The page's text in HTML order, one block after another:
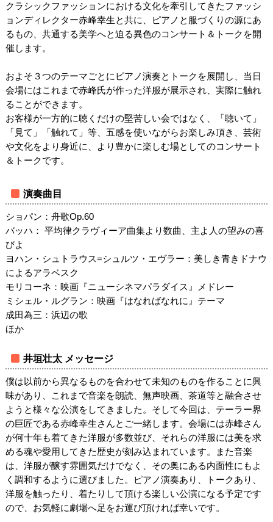
クラシックファッションにおける文化を牽引してきたファッシ
ョンディレクター赤峰幸生と共に、ピアノと服づくりの源にあ
るもの、共通する美学へと迫る異色のコンサート＆トークを開
催します。
およそ３つのテーマごとにピアノ演奏とトークを展開し、当日
会場にはこれまで赤峰氏が作った洋服が展示され、実際に触れ
ることができます。
お客様が一方的に聴くだけの堅苦しい会ではなく、「聴いて」
「見て」「触れて」等、五感を使いながらお楽しみ頂き、芸術
や文化をより身近に、より豊かに楽しむ場としてのコンサート
＆トークです。
演奏曲目
ショパン：舟歌Op.60
バッハ： 平均律クラヴィーア曲集より数曲、主よ人の望みの喜
びよ
ヨハン・シュトラウス=シュルツ・エヴラー：美しき青きドナウ
によるアラベスク
モリコーネ：映画『ニューシネマパラダイス』メドレー
ミシェル・ルグラン：映画『はなればなれに』テーマ
成田為三：浜辺の歌
ほか
井垣壮太 メッセージ
僕は以前から異なるものを合わせて未知のものを作ることに興
味があり、これまで音楽を朗読、無声映画、茶道等と融合させ
ようと様々な公演をしてきました。そして今回は、テーラー界
の巨匠である赤峰幸生さんとご一緒します。会場には赤峰さん
が何十年も着てきた洋服が多数並び、それらの洋服には美を求
める魂や愛用してきた歴史が刻み込まれています。また音楽
は、洋服が醸す雰囲気だけでなく、その奥にある内面性にもよ
く調和するように選びました。ピアノ演奏あり、トークあり、
洋服を触ったり、着たりして頂ける楽しい公演になる予定です
ので、お気軽に劇場へ足をお運び頂ければ幸いです。